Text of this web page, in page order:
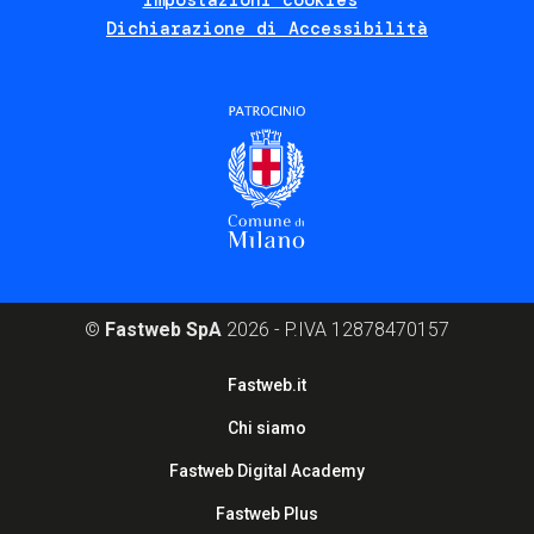
scoprono i robot”, promosso dal Fraunhofer
Dichiarazione di Accessibilità
© Fastweb SpA 2026 - P.IVA 12878470157
Fastweb.it
Chi siamo
Fastweb Digital Academy
Fastweb Plus